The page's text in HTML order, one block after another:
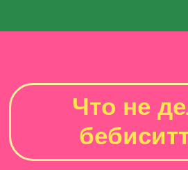
ограничений
и противопоказаний
по состоянию здоровья